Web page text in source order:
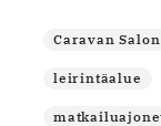
Caravan Salon
leirintäalue